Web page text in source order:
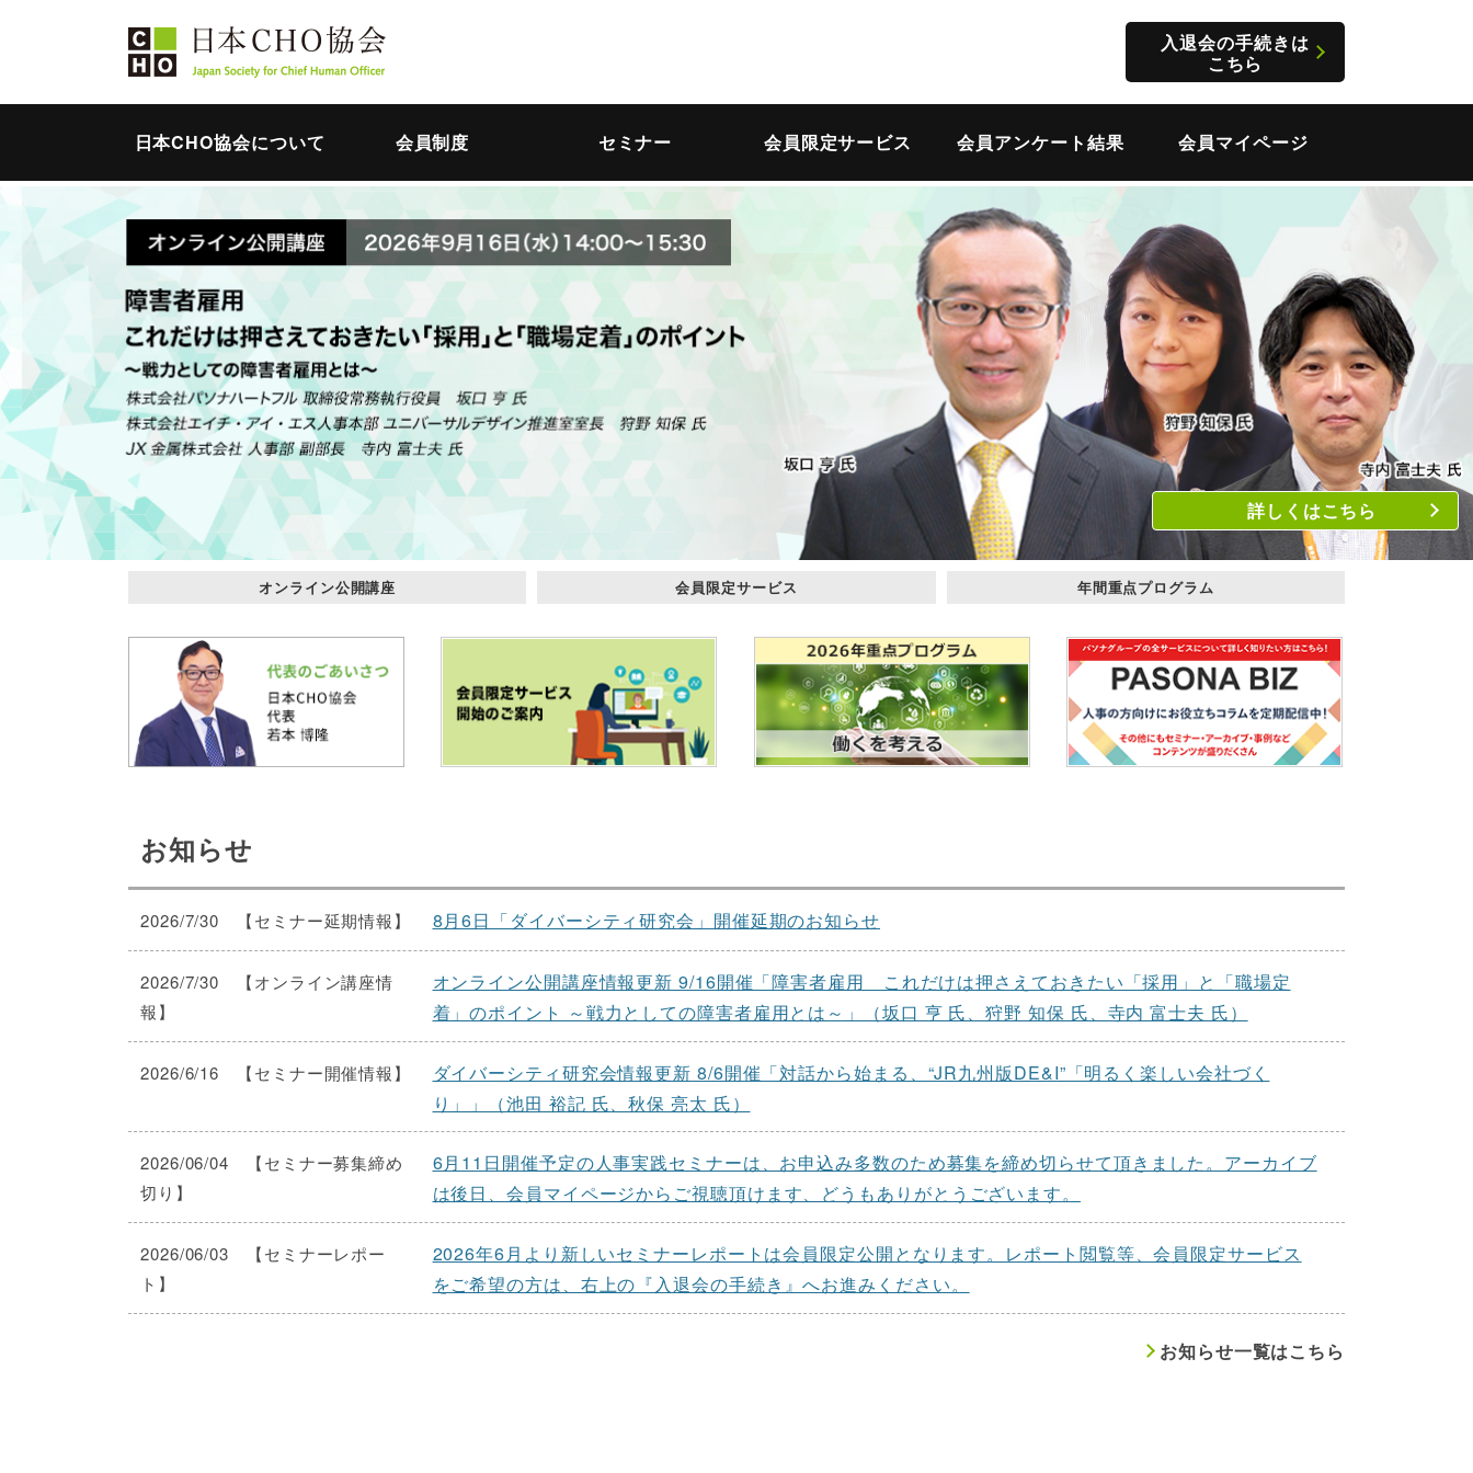
入退会の手続きは
こちら
日本CHO協会について 会員制度 セミナー 会員限定サービス 会員アンケート結果 会員マイページ
詳しくはこちら
オンライン公開講座 会員限定サービス 年間重点プログラム
お知らせ
2026/7/30 【セミナー延期情報】 8月6日「ダイバーシティ研究会」開催延期のお知らせ
2026/7/30 【オンライン講座情
報】
オンライン公開講座情報更新 9/16開催「障害者雇用 これだけは押さえておきたい「採用」と「職場定
着」のポイント ～戦力としての障害者雇用とは～」（坂口 亨 氏、狩野 知保 氏、寺内 富士夫 氏）
2026/6/16 【セミナー開催情報】
ダイバーシティ研究会情報更新 8/6開催「対話から始まる、“JR九州版DE&I”「明るく楽しい会社づく
り」」（池田 裕記 氏、秋保 亮太 氏）
2026/06/04 【セミナー募集締め
切り】
6月11日開催予定の人事実践セミナーは、お申込み多数のため募集を締め切らせて頂きました。アーカイブ
は後日、会員マイページからご視聴頂けます、どうもありがとうございます。
2026/06/03 【セミナーレポー
ト】
2026年6月より新しいセミナーレポートは会員限定公開となります。レポート閲覧等、会員限定サービス
をご希望の方は、右上の『入退会の手続き』へお進みください。
お知らせ一覧はこちら